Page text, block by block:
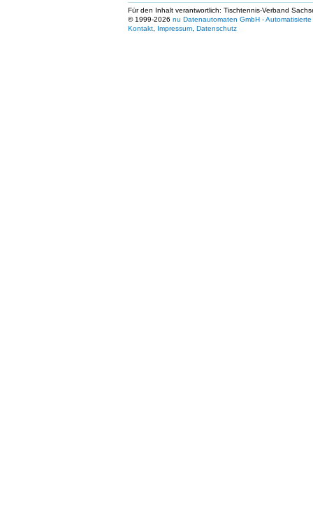
Für den Inhalt verantwortlich: Tischtennis-Verband
© 1999-2026 nu Datenautomaten GmbH -
Kontakt
Impressum Datenschutz